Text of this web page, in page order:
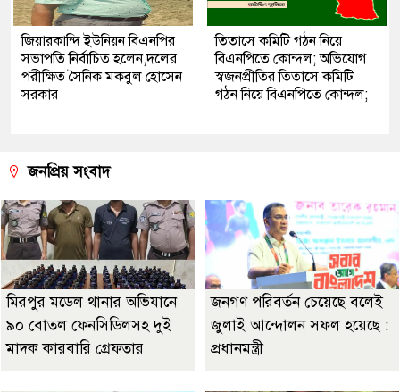
জিয়ারকান্দি ইউনিয়ন বিএনপির
সভাপতি নির্বাচিত হলেন,দলের
পরীক্ষিত সৈনিক মকবুল হোসেন
সরকার
তিতাসে কমিটি গঠন নিয়ে
বিএনপিতে কোন্দল; অভিযোগ
স্বজনপ্রীতির তিতাসে কমিটি
গঠন নিয়ে বিএনপিতে কোন্দল;
জনপ্রিয় সংবাদ
মিরপুর মডেল থানার অভিযানে
৯০ বোতল ফেনসিডিলসহ দুই
মাদক কারবারি গ্রেফতার
জনগণ পরিবর্তন চেয়েছে বলেই
জুলাই আন্দোলন সফল হয়েছে :
প্রধানমন্ত্রী